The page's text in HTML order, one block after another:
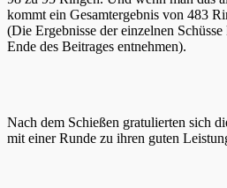
kommt ein Gesamtergebnis von 483
(Die Ergebnisse der einzelnen
Ende des Beitrages entnehmen).
Nach dem Schießen gratulierten sich
mit einer Runde zu ihren guten